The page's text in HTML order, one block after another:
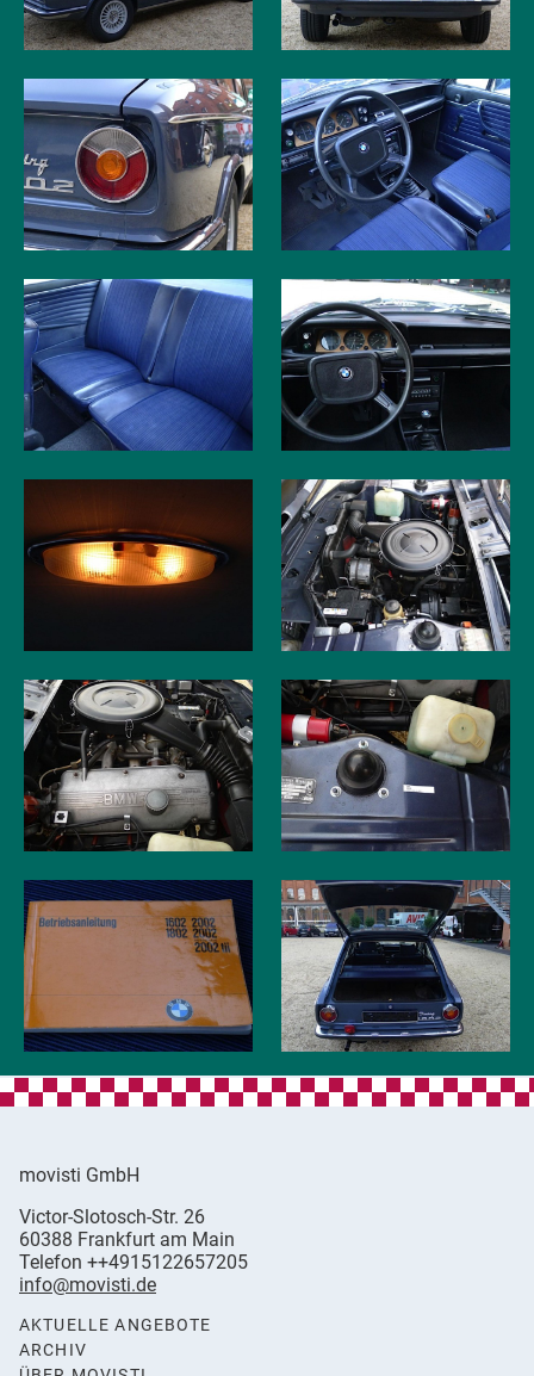
movisti GmbH
classic
automobiles
Victor-Slotosch-Str. 26
60388 Frankfurt am Main
Germany
Telefon ++4915122657205
info@movisti.de
AKTUELLE ANGEBOTE
ARCHIV